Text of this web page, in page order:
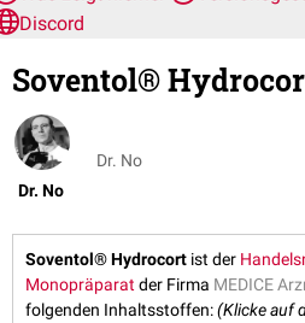
Discord
Soventol®
Dr. No
Dr. No
Soventol® Hydrocort ist der
Monopräparatder Firma MEDICE
folgenden Inhaltsstoffen:(Klicke auf